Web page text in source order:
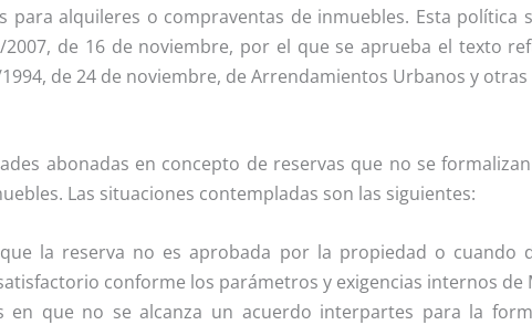
alquileres o compraventas de inmuebles. Esta política
de 16 de noviembre, por el que se aprueba el texto
de 24 de noviembre, de Arrendamientos Urbanos y
abonadas en concepto de reservas que no se
Las situaciones contempladas son las siguientes:
la reserva no es aprobada por la propiedad o cuando
conforme los parámetros y exigencias internos de
en que no se alcanza un acuerdo interpartes para la